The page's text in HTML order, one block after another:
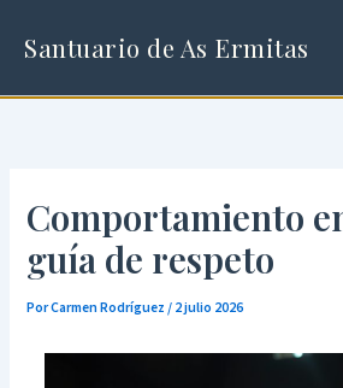
Santuario de As Ermitas
Comportamiento
guía de respeto
PorCarmen Rodríguez/2 julio 2026